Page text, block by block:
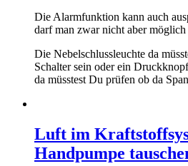
Die Alarmfunktion kann auch
darf man zwar nicht aber möglich
Die Nebelschlussleuchte da
Schalter sein oder ein
da müsstest Du prüfen ob da
Luft im
Handpumpe